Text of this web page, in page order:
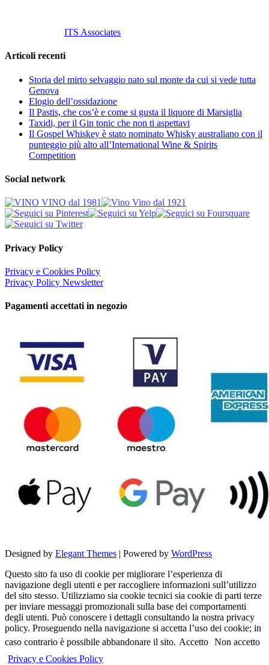
ITS Associates
Articoli recenti
Storia del mirto selvaggio nato sul monte da cui si vede tutta
Genova
Elogio dell’ossidazione
Il Pastis, che cos’è e come si gusta il liquore di Marsiglia
Taxidi, per il Gin tonic che non ti aspettavi
Il Gospel Whiskey è stato nominato Whisky australiano con il
punteggio più alto all’International Wine & Spirits
Competition
Social network
Privacy Policy
Privacy e Cookies Policy
Privacy Policy Newsletter
Pagamenti accettati in negozio
Designed by Elegant Themes | Powered by WordPress
Questo sito fa uso di cookie per migliorare l’esperienza di
navigazione degli utenti e per raccogliere informazioni sull’utilizzo
del sito stesso. Utilizziamo sia cookie tecnici sia cookie di parti terze
per inviare messaggi promozionali sulla base dei comportamenti
degli utenti. Può conoscere i dettagli consultando la nostra privacy
policy. Proseguendo nella navigazione si accetta l’uso dei cookie; in
caso contrario è possibile abbandonare il sito. Accetto Non accetto
Privacy e Cookies Policy